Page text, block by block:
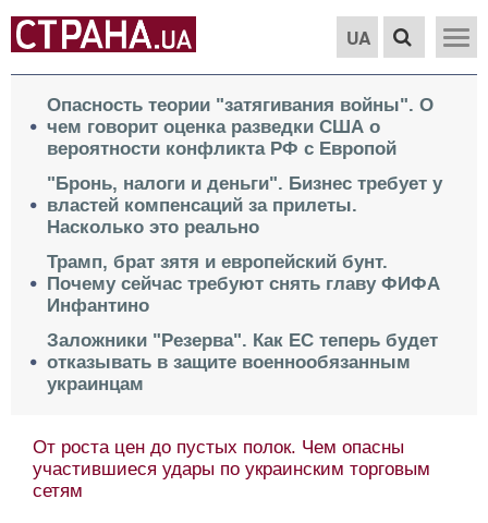
UA
Опасность теории "затягивания войны". О
чем говорит оценка разведки США о
вероятности конфликта РФ с Европой
"Бронь, налоги и деньги". Бизнес требует у
властей компенсаций за прилеты.
Насколько это реально
Трамп, брат зятя и европейский бунт.
Почему сейчас требуют снять главу ФИФА
Инфантино
Заложники "Резерва". Как ЕС теперь будет
отказывать в защите военнообязанным
украинцам
От роста цен до пустых полок. Чем опасны
участившиеся удары по украинским торговым
сетям